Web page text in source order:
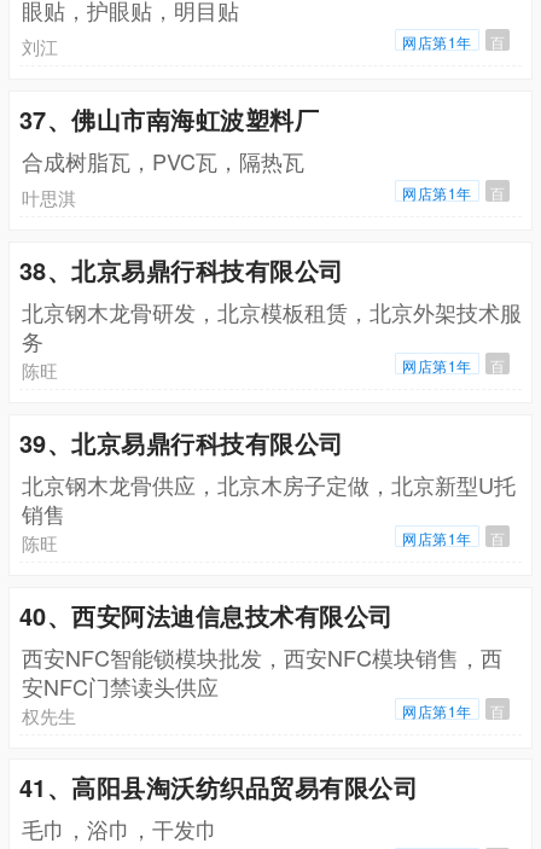
眼贴，护眼贴，明目贴
刘江 网店第1年 百
37、佛山市南海虹波塑料厂
合成树脂瓦，PVC瓦，隔热瓦
叶思淇 网店第1年 百
38、北京易鼎行科技有限公司
北京钢木龙骨研发，北京模板租赁，北京外架技术服
务
陈旺 网店第1年 百
39、北京易鼎行科技有限公司
北京钢木龙骨供应，北京木房子定做，北京新型U托
销售
陈旺 网店第1年 百
40、西安阿法迪信息技术有限公司
西安NFC智能锁模块批发，西安NFC模块销售，西
安NFC门禁读头供应
权先生 网店第1年 百
41、高阳县淘沃纺织品贸易有限公司
毛巾，浴巾，干发巾